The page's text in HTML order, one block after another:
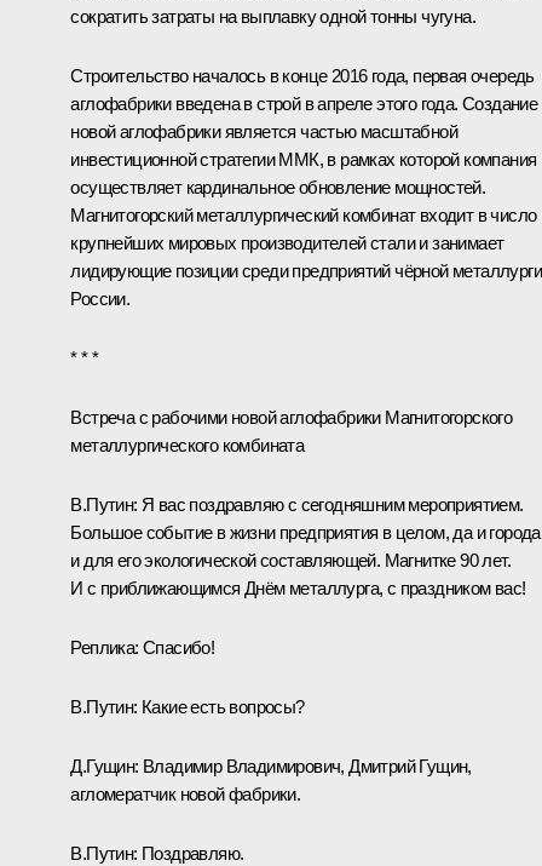
сократить затраты на выплавку одной тонны чугуна.
Строительство началось в конце 2016 года, первая очередь
аглофабрики введена в строй в апреле этого года. Создание
новой аглофабрики является частью масштабной
инвестиционной стратегии ММК, в рамках которой компания
осуществляет кардинальное обновление мощностей.
Магнитогорский металлургический комбинат входит в число
крупнейших мировых производителей стали и занимает
лидирующие позиции среди предприятий чёрной
России.
* * *
Встреча с рабочими новой аглофабрики Магнитогорского
металлургического комбината
В.Путин: Я вас поздравляю с сегодняшним мероприятием.
Большое событие в жизни предприятия в целом, да и
и для его экологической составляющей. Магнитке 90 лет.
И с приближающимся Днём металлурга, с праздником вас!
Реплика: Спасибо!
В.Путин: Какие есть вопросы?
Д.Гущин: Владимир Владимирович, Дмитрий Гущин,
агломератчик новой фабрики.
В.Путин: Поздравляю.